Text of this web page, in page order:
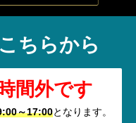
ちらから
間外です
～17:00となります。